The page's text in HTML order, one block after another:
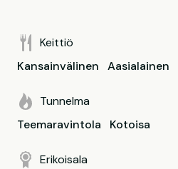
Keittiö
Kansainvälinen
Aasialainen
Tunnelma
Teemaravintola
Kotoisa
Erikoisala